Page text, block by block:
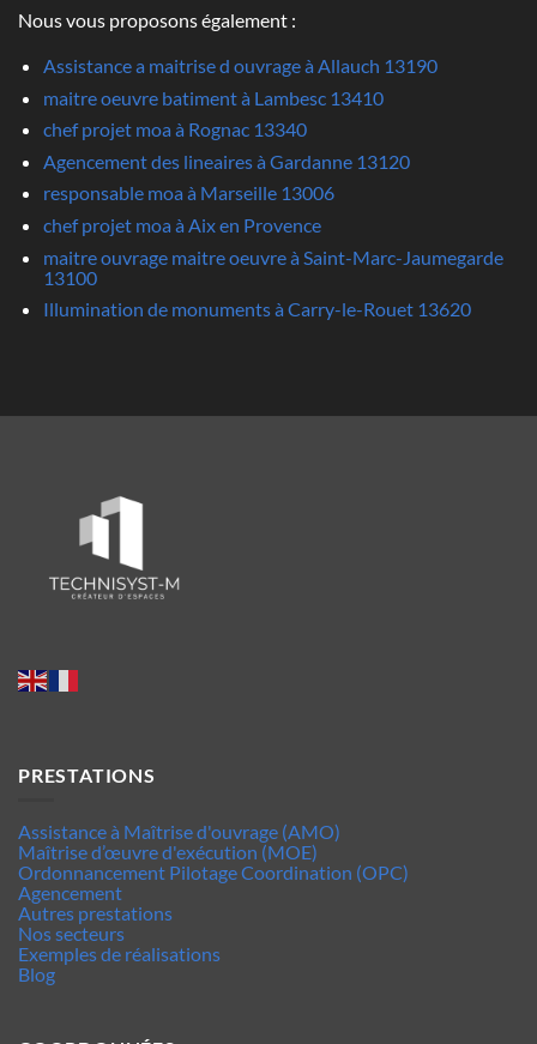
Nous vous proposons également :
Assistance a maitrise d ouvrage à Allauch 13190
maitre oeuvre batiment à Lambesc 13410
chef projet moa à Rognac 13340
Agencement des lineaires à Gardanne 13120
responsable moa à Marseille 13006
chef projet moa à Aix en Provence
maitre ouvrage maitre oeuvre à Saint-Marc-Jaumegarde
13100
Illumination de monuments à Carry-le-Rouet 13620
PRESTATIONS
Assistance à Maîtrise d'ouvrage (AMO)
Maîtrise d’œuvre d'exécution (MOE)
Ordonnancement Pilotage Coordination (OPC)
Agencement
Autres prestations
Nos secteurs
Exemples de réalisations
Blog